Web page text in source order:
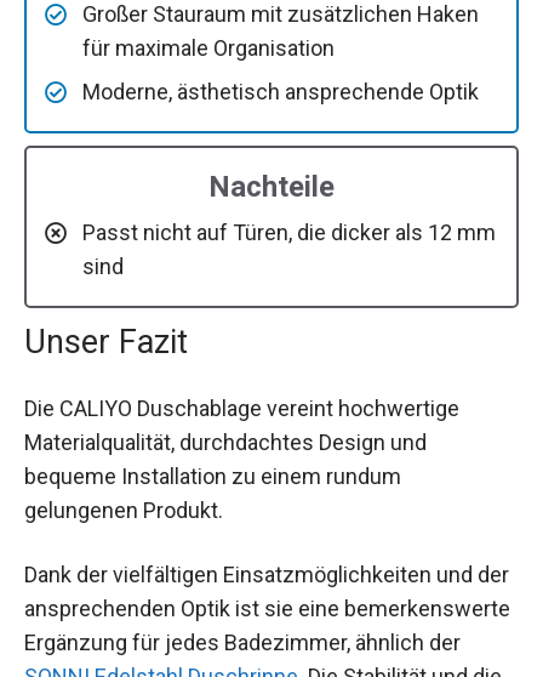
Großer Stauraum mit zusätzlichen Haken
für maximale Organisation
Moderne, ästhetisch ansprechende Optik
Nachteile
Passt nicht auf Türen, die dicker als 12 mm
sind
Unser Fazit
Die CALIYO Duschablage vereint hochwertige
Materialqualität, durchdachtes Design und
bequeme Installation zu einem rundum
gelungenen Produkt.
Dank der vielfältigen Einsatzmöglichkeiten und der
ansprechenden Optik ist sie eine bemerkenswerte
Ergänzung für jedes Badezimmer, ähnlich der